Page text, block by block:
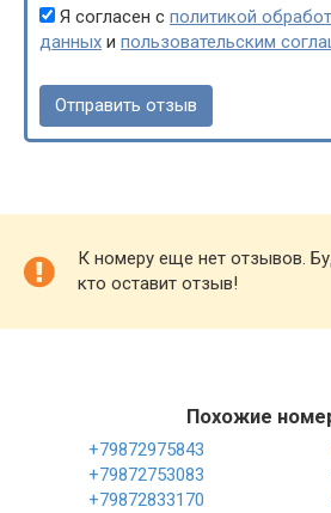
Я согласен с политикой
данных и пользовательским
К номеру еще нет отзывов.
кто оставит отзыв!
Похожие
+79872975843
+79872753083
+79872833170